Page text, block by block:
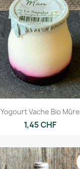
Yogourt Vache Bio Mûre
1,45 CHF